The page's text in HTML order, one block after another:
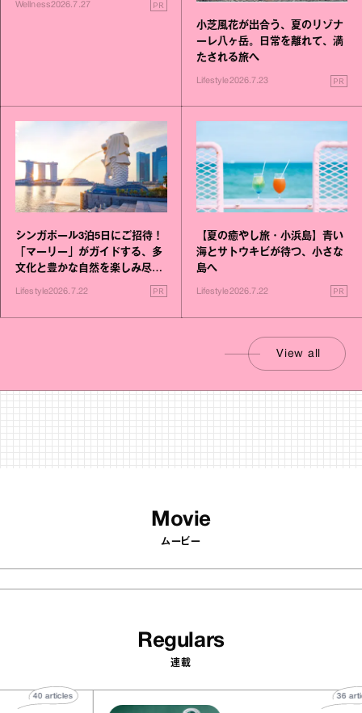
Wellness2026.7.27 PR
小芝風花が出合う、夏のリゾナ
ーレ八ヶ岳。日常を離れて、満
たされる旅へ
Lifestyle2026.7.23 PR
シンガポール3泊5日にご招待！
「マーリー」がガイドする、多
文化と豊かな自然を楽しみ尽く
Lifestyle2026.7.22 PR
【夏の癒やし旅・小浜島】青い
海とサトウキビが待つ、小さな
島へ
Lifestyle2026.7.22 PR
View all
Movie
ムービー
Regulars
連載
40